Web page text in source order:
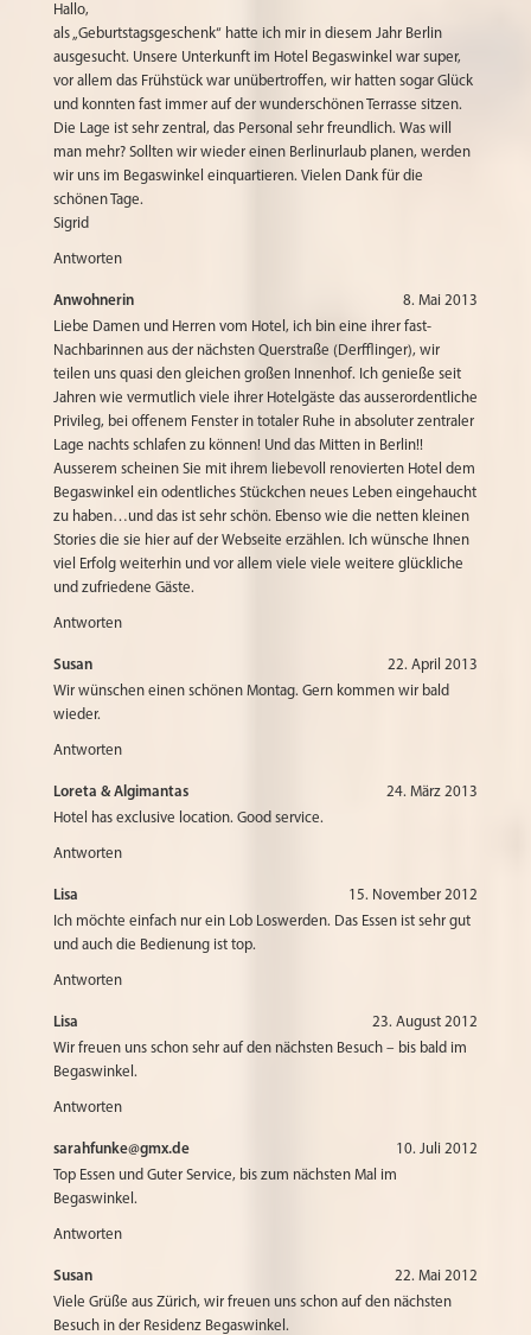
Hallo,
als „Geburtstagsgeschenk“ hatte ich mir in diesem Jahr Berlin
ausgesucht. Unsere Unterkunft im Hotel Begaswinkel war super,
vor allem das Frühstück war unübertroffen, wir hatten sogar Glück
und konnten fast immer auf der wunderschönen Terrasse sitzen.
Die Lage ist sehr zentral, das Personal sehr freundlich. Was will
man mehr? Sollten wir wieder einen Berlinurlaub planen, werden
wir uns im Begaswinkel einquartieren. Vielen Dank für die
schönen Tage.
Sigrid
Antworten
Anwohnerin
8. Mai 2013
Liebe Damen und Herren vom Hotel, ich bin eine ihrer fast-
Nachbarinnen aus der nächsten Querstraße (Derfflinger), wir
teilen uns quasi den gleichen großen Innenhof. Ich genieße seit
Jahren wie vermutlich viele ihrer Hotelgäste das ausserordentliche
Privileg, bei offenem Fenster in totaler Ruhe in absoluter zentraler
Lage nachts schlafen zu können! Und das Mitten in Berlin!!
Ausserem scheinen Sie mit ihrem liebevoll renovierten Hotel dem
Begaswinkel ein odentliches Stückchen neues Leben eingehaucht
zu haben…und das ist sehr schön. Ebenso wie die netten kleinen
Stories die sie hier auf der Webseite erzählen. Ich wünsche Ihnen
viel Erfolg weiterhin und vor allem viele viele weitere glückliche
und zufriedene Gäste.
Antworten
Susan
22. April 2013
Wir wünschen einen schönen Montag. Gern kommen wir bald
wieder.
Antworten
Loreta & Algimantas
24. März 2013
Hotel has exclusive location. Good service.
Antworten
Lisa
15. November 2012
Ich möchte einfach nur ein Lob Loswerden. Das Essen ist sehr gut
und auch die Bedienung ist top.
Antworten
Lisa
23. August 2012
Wir freuen uns schon sehr auf den nächsten Besuch – bis bald im
Begaswinkel.
Antworten
sarahfunke@gmx.de
10. Juli 2012
Top Essen und Guter Service, bis zum nächsten Mal im
Begaswinkel.
Antworten
Susan
22. Mai 2012
Viele Grüße aus Zürich, wir freuen uns schon auf den nächsten
Besuch in der Residenz Begaswinkel.